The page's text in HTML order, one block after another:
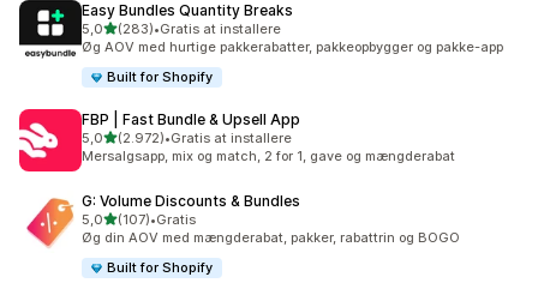
Easy Bundles Quantity Breaks
5,0ud af 5 stjerner
(283)
283 anmeldelser i alt
•Gratis at installere
Øg AOV med hurtige pakkerabatter, pakkeopbygger og pakke-app
Built for Shopify
FBP | Fast Bundle & Upsell App
5,0ud af 5 stjerner
(2.972)
2972 anmeldelser i alt
•Gratis at installere
Mersalgsapp, mix og match, 2 for 1, gave og mængderabat
G: Volume Discounts & Bundles
5,0ud af 5 stjerner
(107)
107 anmeldelser i alt
•Gratis
Øg din AOV med mængderabat, pakker, rabattrin og BOGO
Built for Shopify